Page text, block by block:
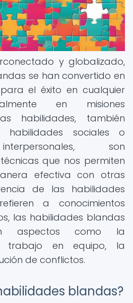
y globalizado,
se han convertido en
el éxito en cualquier
en misiones
habilidades, también
habilidades sociales o
son
que nos permiten
efectiva con otras
de las habilidades
a conocimientos
las habilidades blandas
aspectos como la
trabajo en equipo, la
de conflictos.
blandas?